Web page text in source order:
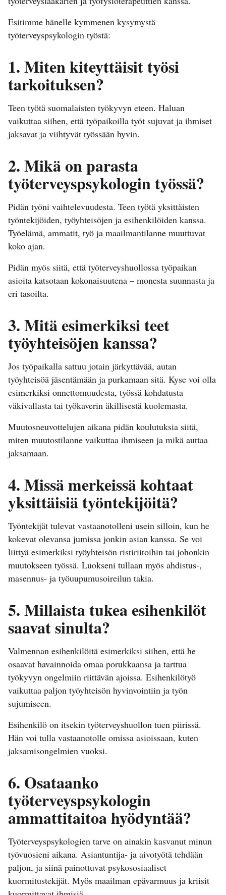
Esitimme hänelle kymmenen kysymystä
työterveyspsykologin työstä:
1. Miten kiteyttäisit työsi
tarkoituksen?
Teen työtä suomalaisten työkyvyn eteen. Haluan
vaikuttaa siihen, että työpaikoilla työt sujuvat ja ihmiset
jaksavat ja viihtyvät työssään hyvin.
2. Mikä on parasta
työterveyspsykologin työssä?
Pidän työni vaihtelevuudesta. Teen työtä yksittäisten
työntekijöiden, työyhteisöjen ja esihenkilöiden kanssa.
Työelämä, ammatit, työ ja maailmantilanne muuttuvat
koko ajan.
Pidän myös siitä, että työterveyshuollossa työpaikan
asioita katsotaan kokonaisuutena – monesta suunnasta ja
eri tasoilta.
3. Mitä esimerkiksi teet
työyhteisöjen kanssa?
Jos työpaikalla sattuu jotain järkyttävää, autan
työyhteisöä jäsentämään ja purkamaan sitä. Kyse voi olla
esimerkiksi onnettomuudesta, työssä kohdatusta
väkivallasta tai työkaverin äkillisestä kuolemasta.
Muutosneuvottelujen aikana pidän koulutuksia siitä,
miten muutostilanne vaikuttaa ihmiseen ja mikä auttaa
jaksamaan.
4. Missä merkeissä kohtaat
yksittäisiä työntekijöitä?
Työntekijät tulevat vastaanotolleni usein silloin, kun he
kokevat olevansa jumissa jonkin asian kanssa. Se voi
liittyä esimerkiksi työyhteisön ristiriitoihin tai johonkin
muutokseen työssä. Luokseni tullaan myös ahdistus-,
masennus- ja työuupumusoireilun takia.
5. Millaista tukea esihenkilöt
saavat sinulta?
Valmennan esihenkilöitä esimerkiksi siihen, että he
osaavat havainnoida omaa porukkaansa ja tarttua
työkyvyn ongelmiin riittävän ajoissa. Esihenkilötyö
vaikuttaa paljon työyhteisön hyvinvointiin ja työn
sujumiseen.
Esihenkilö on itsekin työterveyshuollon tuen piirissä.
Hän voi tulla vastaanotolle omissa asioissaan, kuten
jaksamisongelmien vuoksi.
6. Osataanko
työterveyspsykologin
ammattitaitoa hyödyntää?
Työterveyspsykologien tarve on ainakin kasvanut minun
työvuosieni aikana. Asiantuntija- ja aivotyötä tehdään
paljon, ja siinä painottuvat psykososiaaliset
kuormitustekijät. Myös maailman epävarmuus ja kriisit